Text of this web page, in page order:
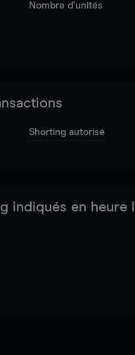
Nombre d’unités
Shorting autorisé
indiqués en heure